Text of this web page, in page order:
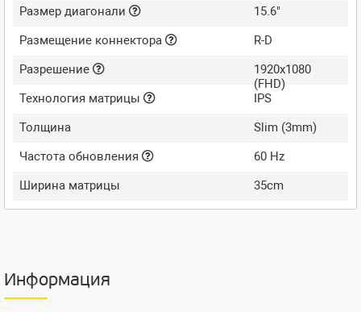
Размер диагонали
15.6"
Размещение коннектора
R-D
Разрешение
1920x1080
(FHD)
Технология матрицы
IPS
Толщина
Slim (3mm)
Частота обновления
60 Hz
Ширина матрицы
35cm
Информация